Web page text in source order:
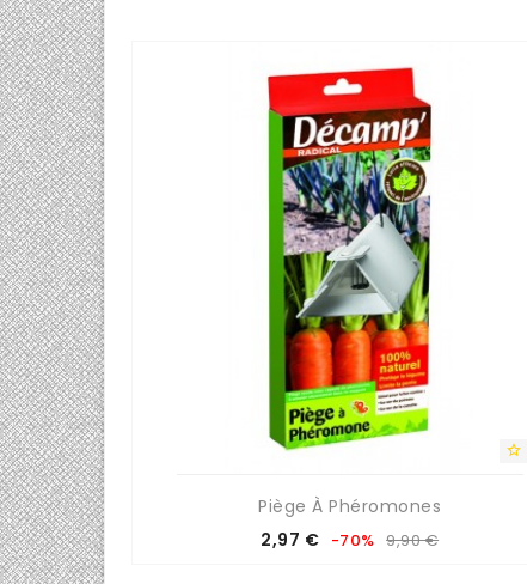
 0/5 
Piège À Phéromones
Prix
2,97 € Prix
-70% 9,90 €